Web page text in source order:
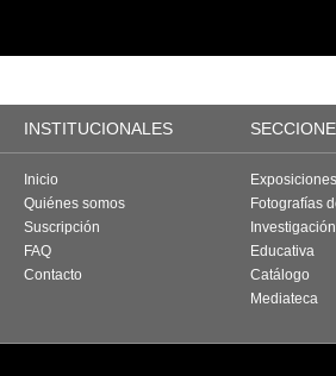
INSTITUCIONALES
Inicio
Quiénes somos
Suscripción
FAQ
Contacto
Exposiciones
Fotografías
Investigación
Educativa
Catálogo
Mediateca